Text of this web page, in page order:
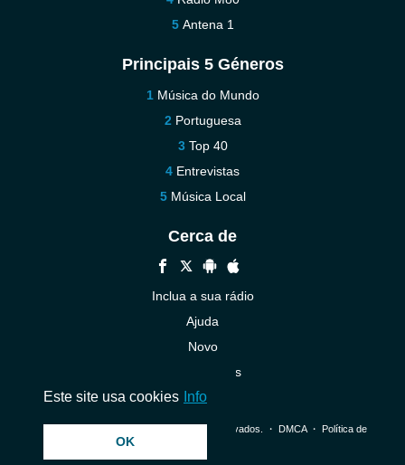
Antena 1
Principais 5 Géneros
Música do Mundo
Portuguesa
Top 40
Entrevistas
Música Local
Cerca de
Inclua a sua rádio
Ajuda
Novo
Contacte-nos
© 2026 InstantAudio. Todos os direitos reservados. ・ DMCA・ Política de
Este site usa cookies Info
OK